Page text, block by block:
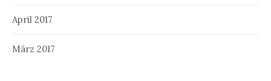
April 2017
März 2017